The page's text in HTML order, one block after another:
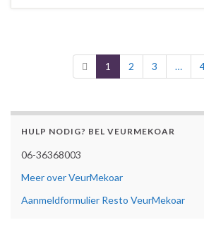
1 2 3 …
HULP NODIG? BEL VEURMEKOAR
06-36368003
Meer over VeurMekoar
Aanmeldformulier Resto VeurMekoar